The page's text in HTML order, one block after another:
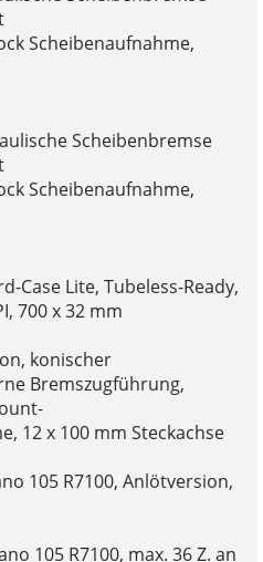
Scheibenaufnahme,
Scheibenbremse
Scheibenaufnahme,
Case Lite, Tubeless-Ready,
700 x 32 mm
konischer
Bremszugführung,
12 x 100 mm Steckachse
105 R7100, Anlötversion,
105 R7100, max. 36 Z. an